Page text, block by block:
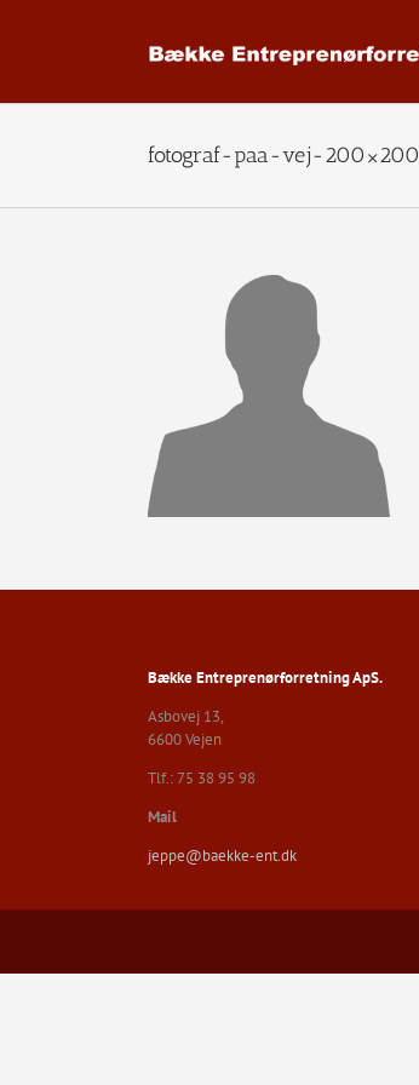
fotograf-paa-vej-200×200
Bække Entreprenørforretning ApS.
Asbovej 13,
6600 Vejen
Tlf.: 75 38 95 98
Mail
jeppe@baekke-ent.dk